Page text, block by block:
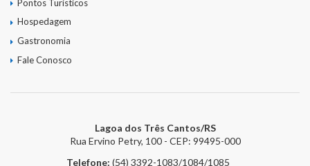
Pontos Turísticos
Hospedagem
Gastronomia
Fale Conosco
Lagoa dos Três Cantos/RS
Rua Ervino Petry, 100 - CEP: 99495-000
Telefone: (54) 3392-1083/1084/1085